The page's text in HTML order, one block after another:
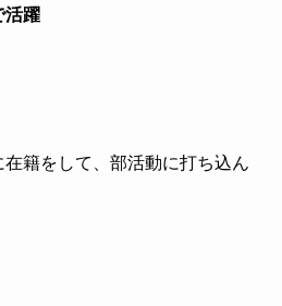
活躍
籍をして、部活動に打ち込ん